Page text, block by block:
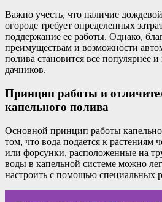
Важно учесть, что наличие
огороде требует определенных
поддержание ее работы. Однако,
преимуществам и возможности
полива становится все популярнее и
дачников.
Принцип работы и
капельного полива
Основной принцип работы
том, что вода подается к растениям
или форсунки, расположенные на
воды в капельной системе можно
настроить с помощью специальных